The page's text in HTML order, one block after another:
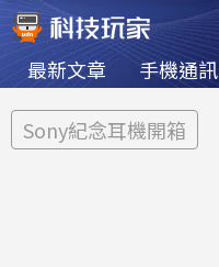
最新文章 手機通訊
Sony紀念耳機開箱